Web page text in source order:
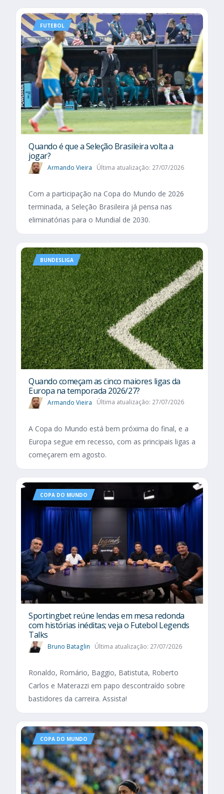
FUTEBOL
Quando é que a Seleção Brasileira volta a
jogar?
Armando Vieira Última atualização: 27/07/2026
Com a participação na Copa do Mundo de 2026
terminada, a Seleção Brasileira já pensa nas
eliminatórias para o Mundial de 2030.
BUNDESLIGA
Quando começam as cinco maiores ligas da
Europa na temporada 2026/27?
Armando Vieira Última atualização: 27/07/2026
A Copa do Mundo está bem próxima do final, e a
Europa segue em recesso, com as principais ligas a
começarem em agosto.
COPA DO MUNDO
Sportingbet reúne lendas em mesa redonda
com histórias inéditas; veja o Futebol Legends
Talks
Bruno Bataglin Última atualização: 27/07/2026
Ronaldo, Romário, Baggio, Batistuta, Roberto
Carlos e Materazzi em papo descontraído sobre
bastidores da carreira. Assista!
COPA DO MUNDO